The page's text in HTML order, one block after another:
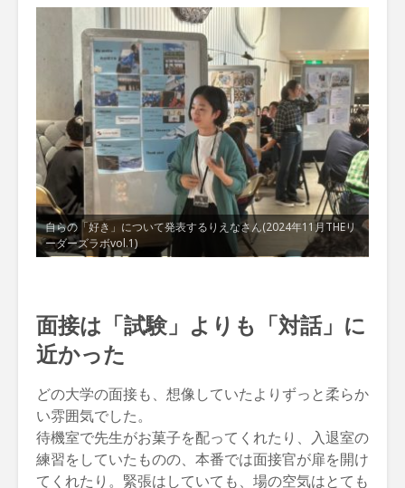
自らの「好き」について発表するりえなさん(2024年11月THEリ
ーダーズラボvol.1)
面接は「試験」よりも「対話」に
近かった
どの大学の面接も、想像していたよりずっと柔らか
い雰囲気でした。
待機室で先生がお菓子を配ってくれたり、入退室の
練習をしていたものの、本番では面接官が扉を開け
てくれたり。緊張はしていても、場の空気はとても